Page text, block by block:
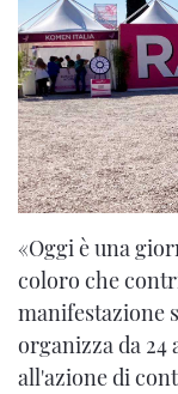
«Oggi è una
coloro che
manifestazione
organizza da
all'azione di